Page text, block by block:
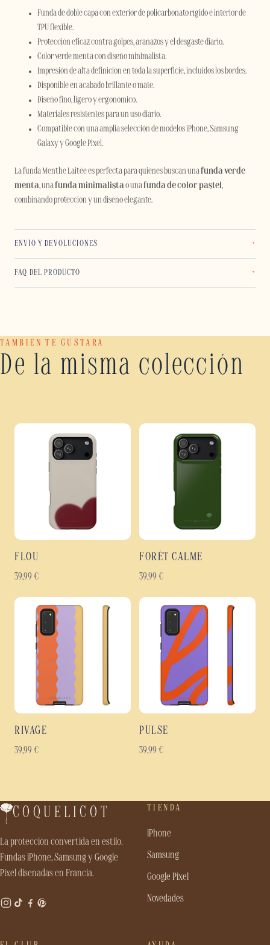
Funda de doble capa con exterior de policarbonato rígido e interior de
TPU flexible.
Protección eficaz contra golpes, arañazos y el desgaste diario.
Color verde menta con diseño minimalista.
Impresión de alta definición en toda la superficie, incluidos los bordes.
Disponible en acabado brillante o mate.
Diseño fino, ligero y ergonómico.
Materiales resistentes para un uso diario.
Compatible con una amplia selección de modelos iPhone, Samsung
Galaxy y Google Pixel.
La funda Menthe Laitée es perfecta para quienes buscan unafunda verde
menta, unafunda minimalista o unafunda de color pastel,
combinando protección y un diseño elegante.
ENVÍO Y DEVOLUCIONES
FAQ DEL PRODUCTO
TAMBIÉN TE GUSTARÁ
De la misma colección
FLOU
39,99 €
FORÊT CALME
39,99 €
RIVAGE
39,99 €
PULSE
39,99 €
COQUELICOT
La protección convertida en estilo.
Fundas iPhone, Samsung y Google
Pixel diseñadas en Francia.
TIENDA
iPhone
Samsung
Google Pixel
Novedades